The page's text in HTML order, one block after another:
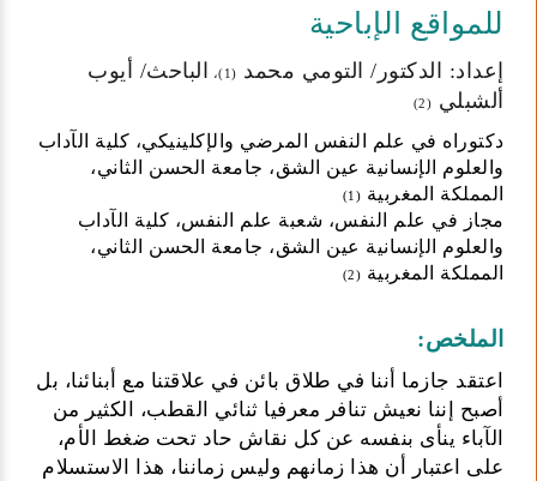
للمواقع الإباحية
إعداد: الدكتور/ التومي محمد (1)،
الباحث/ أيوب
ألشبلي (2)
دكتوراه في علم النفس المرضي والإكلينيكي، كلية الآداب
والعلوم الإنسانية عين الشق، جامعة الحسن الثاني،
المملكة المغربية (1)
مجاز في علم النفس، شعبة علم النفس، كلية الآداب
والعلوم الإنسانية عين الشق، جامعة الحسن الثاني،
المملكة المغربية (2)
الملخص:
اعتقد جازما أننا في طلاق بائن في علاقتنا مع أبنائنا، بل
أصبح إننا نعيش تنافر معرفيا ثنائي القطب، الكثير من
الآباء ينأى بنفسه عن كل نقاش حاد تحت ضغط الأم،
على اعتبار أن هذا زمانهم وليس زماننا، هذا الاستسلام